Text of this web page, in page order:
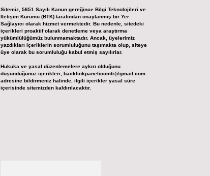
Sitemiz, 5651 Sayılı Kanun gereğince Bilgi Teknolojileri ve
İletişim Kurumu (BTK) tarafından onaylanmış bir Yer
Sağlayıcı olarak hizmet vermektedir. Bu nedenle, sitedeki
içerikleri proaktif olarak denetleme veya araştırma
yükümlülüğümüz bulunmamaktadır. Ancak, üyelerimiz
yazdıkları içeriklerin sorumluluğunu taşımakta olup, siteye
üye olarak bu sorumluluğu kabul etmiş sayılırlar.
Hukuka ve yasal düzenlemelere aykırı olduğunu
düşündüğünüz içerikleri, backlinkpanelicomtr@gmail.com
adresine bildirmeniz halinde, ilgili içerikler yasal süre
içerisinde sitemizden kaldırılacaktır.